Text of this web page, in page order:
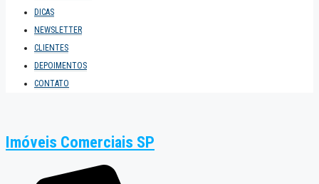
DICAS
NEWSLETTER
CLIENTES
DEPOIMENTOS
CONTATO
Imóveis Comerciais SP